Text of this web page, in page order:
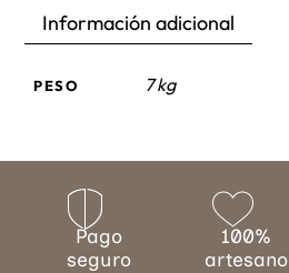
Información adicional
PESO 7 kg
Pago
seguro
100%
artesano